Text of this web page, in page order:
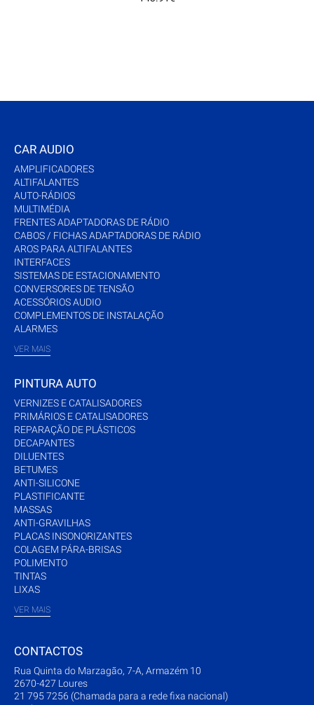
CAR AUDIO
AMPLIFICADORES
ALTIFALANTES
AUTO-RÁDIOS
MULTIMÉDIA
FRENTES ADAPTADORAS DE RÁDIO
CABOS / FICHAS ADAPTADORAS DE RÁDIO
AROS PARA ALTIFALANTES
INTERFACES
SISTEMAS DE ESTACIONAMENTO
CONVERSORES DE TENSÃO
ACESSÓRIOS AUDIO
COMPLEMENTOS DE INSTALAÇÃO
ALARMES
VER MAIS
PINTURA AUTO
VERNIZES E CATALISADORES
PRIMÁRIOS E CATALISADORES
REPARAÇÃO DE PLÁSTICOS
DECAPANTES
DILUENTES
BETUMES
ANTI-SILICONE
PLASTIFICANTE
MASSAS
ANTI-GRAVILHAS
PLACAS INSONORIZANTES
COLAGEM PÁRA-BRISAS
POLIMENTO
TINTAS
LIXAS
VER MAIS
CONTACTOS
Rua Quinta do Marzagão, 7-A, Armazém 10
2670-427 Loures
21 795 7256 (Chamada para a rede fixa nacional)